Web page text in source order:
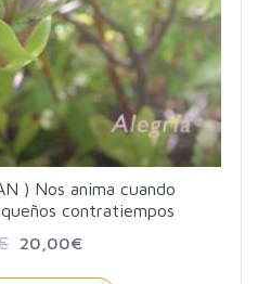
) Nos anima cuando
contratiempos
20,00€